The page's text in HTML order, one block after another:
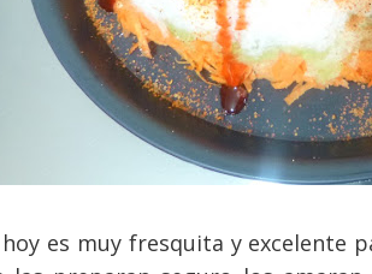
es muy fresquita y excelente